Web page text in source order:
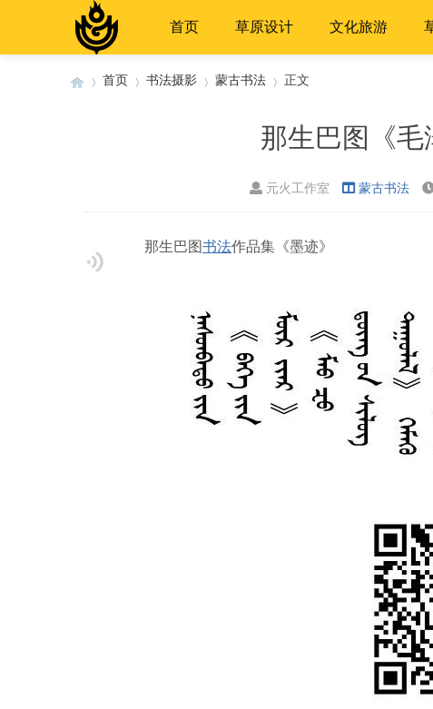
首页 草原设计 文化旅游
首页 书法摄影 蒙古书法 正文
那生巴图《毛
元火工作室 蒙古书法
那生巴图书法作品集《墨迹》